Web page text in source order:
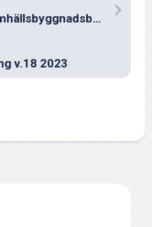
Ännu ett inlägg om Samhällsbyggnadsbolaget
v.18 2023